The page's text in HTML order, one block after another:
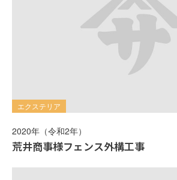
エクステリア
2020年（令和2年）
荒井商事様フェンス外構工事